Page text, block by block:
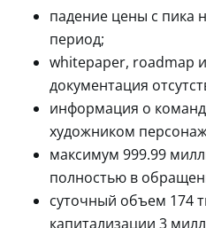
падение цены с пика
период;
whitepaper, roadmap
документация
информация о
художником
максимум 999.99
полностью в
суточный объем 174
капитализации 3